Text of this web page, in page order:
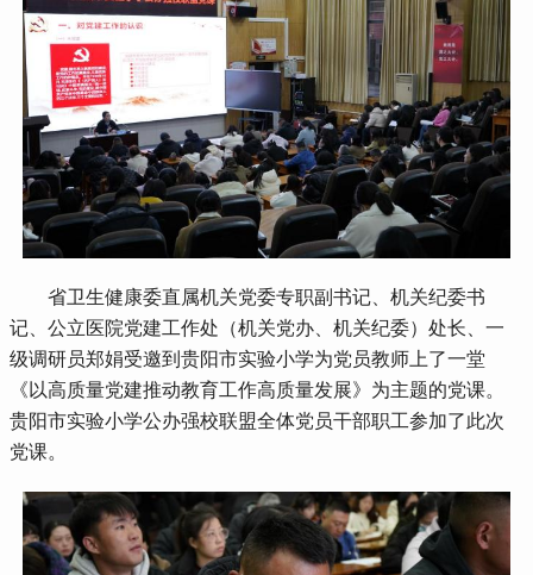
省卫生健康委直属机关党委专职副书记、机关纪委书
记、公立医院党建工作处（机关党办、机关纪委）处长、一
级调研员郑娟受邀到贵阳市实验小学为党员教师上了一堂
《以高质量党建推动教育工作高质量发展》为主题的党课。
贵阳市实验小学公办强校联盟全体党员干部职工参加了此次
党课。